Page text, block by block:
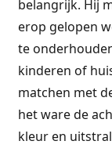
belangrijk. Hij
erop gelopen
te
kinderen of
matchen met
het ware de
kleur en